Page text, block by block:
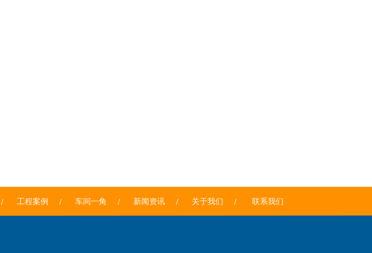
工程案例 车间一角 新闻资讯 关于我们 联系我们